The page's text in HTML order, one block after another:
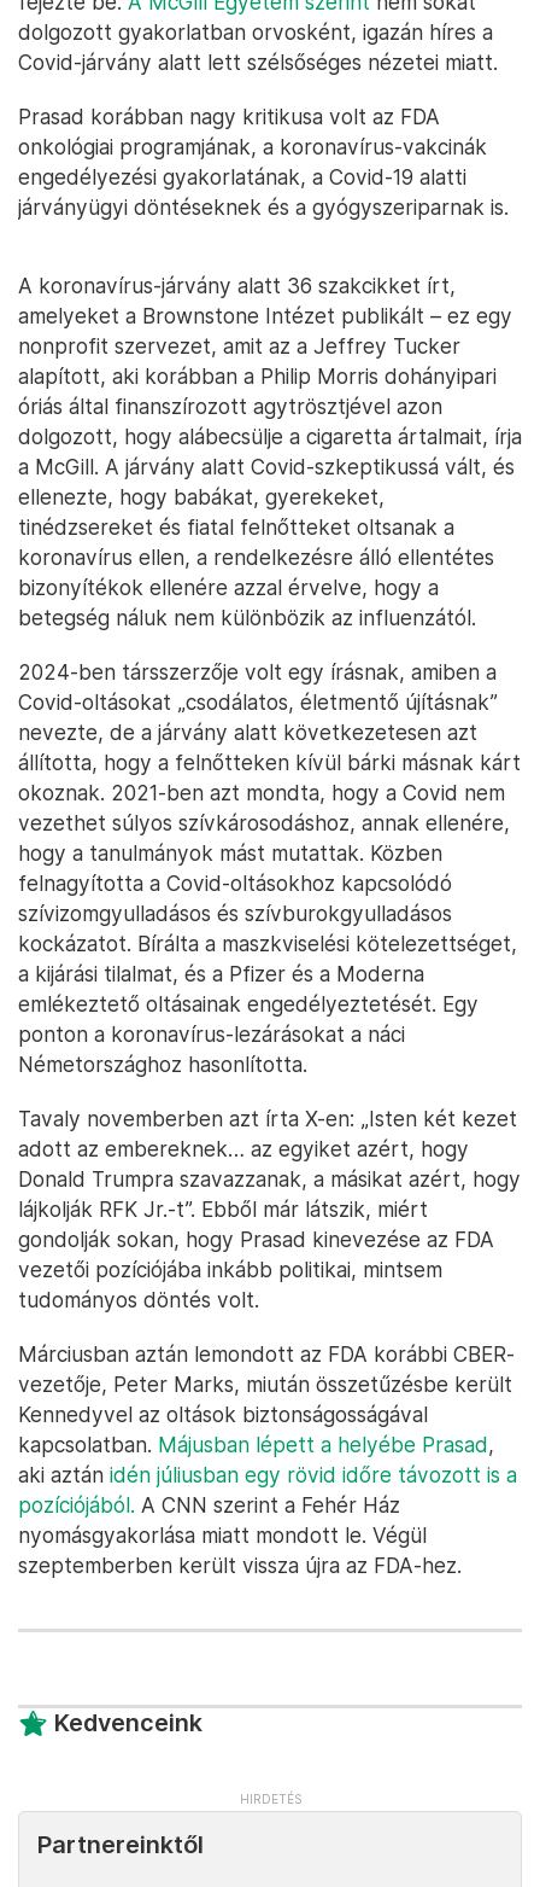
dolgozott gyakorlatban orvosként, igazán híres a
Covid-járvány alatt lett szélsőséges nézetei miatt.
Prasad korábban nagy kritikusa volt az FDA
onkológiai programjának, a koronavírus-vakcinák
engedélyezési gyakorlatának, a Covid-19 alatti
járványügyi döntéseknek és a gyógyszeriparnak is.
A koronavírus-járvány alatt 36 szakcikket írt,
amelyeket a Brownstone Intézet publikált – ez egy
nonprofit szervezet, amit az a Jeffrey Tucker
alapított, aki korábban a Philip Morris dohányipari
óriás által finanszírozott agytrösztjével azon
dolgozott, hogy alábecsülje a cigaretta ártalmait, írja
a McGill. A járvány alatt Covid-szkeptikussá vált, és
ellenezte, hogy babákat, gyerekeket,
tinédzsereket és fiatal felnőtteket oltsanak a
koronavírus ellen, a rendelkezésre álló ellentétes
bizonyítékok ellenére azzal érvelve, hogy a
betegség náluk nem különbözik az influenzától.
2024-ben társszerzője volt egy írásnak, amiben a
Covid-oltásokat „csodálatos, életmentő újításnak”
nevezte, de a járvány alatt következetesen azt
állította, hogy a felnőtteken kívül bárki másnak kárt
okoznak. 2021-ben azt mondta, hogy a Covid nem
vezethet súlyos szívkárosodáshoz, annak ellenére,
hogy a tanulmányok mást mutattak. Közben
felnagyította a Covid-oltásokhoz kapcsolódó
szívizomgyulladásos és szívburokgyulladásos
kockázatot. Bírálta a maszkviselési kötelezettséget,
a kijárási tilalmat, és a Pfizer és a Moderna
emlékeztető oltásainak engedélyeztetését. Egy
ponton a koronavírus-lezárásokat a náci
Németországhoz hasonlította.
Tavaly novemberben azt írta X-en: „Isten két kezet
adott az embereknek… az egyiket azért, hogy
Donald Trumpra szavazzanak, a másikat azért, hogy
lájkolják RFK Jr.-t”. Ebből már látszik, miért
gondolják sokan, hogy Prasad kinevezése az FDA
vezetői pozíciójába inkább politikai, mintsem
tudományos döntés volt.
Márciusban aztán lemondott az FDA korábbi CBER-
vezetője, Peter Marks, miután összetűzésbe került
Kennedyvel az oltások biztonságosságával
kapcsolatban. Májusban lépett a helyébe Prasad,
aki aztán idén júliusban egy rövid időre távozott is a
pozíciójából. A CNN szerint a Fehér Ház
nyomásgyakorlása miatt mondott le. Végül
szeptemberben került vissza újra az FDA-hez.
Kedvenceink
Partnereinktől